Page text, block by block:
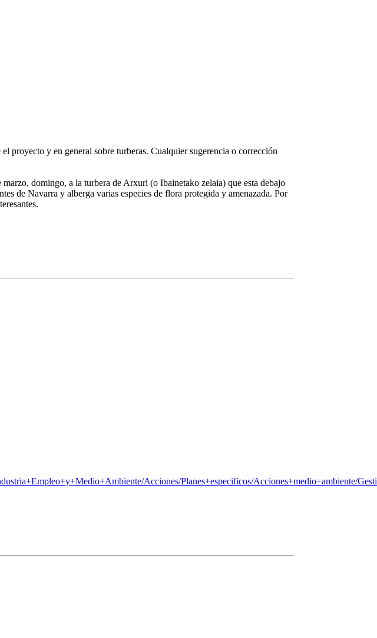
proyecto y en general sobre turberas. Cualquier sugerencia o corrección
domingo, a la turbera de Arxuri (o Ibainetako zelaia) que esta debajo
de Navarra y alberga varias especies de flora protegida y amenazada. Por
Acciones/Planes+especificos/Acciones+medio+ambiente/